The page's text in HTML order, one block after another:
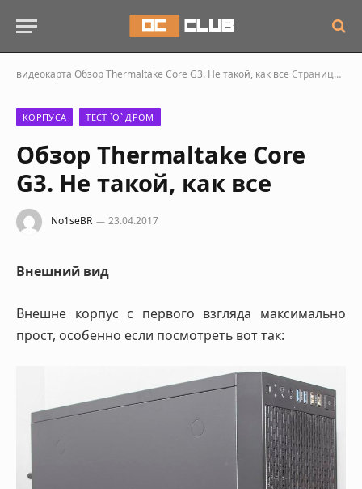
видеокарта Обзор Thermaltake Core G3. Не такой, как все Страница 2
КОРПУСА ТЕСТ `О` ДРОМ
Обзор Thermaltake Core
G3. Не такой, как все
No1seBR 23.04.2017
Внешний вид
Внешне корпус с первого взгляда максимально
прост, особенно если посмотреть вот так: